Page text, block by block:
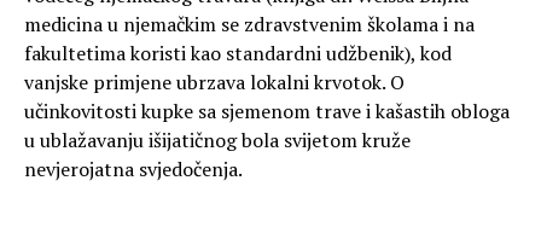
medicina u njemačkim se zdravstvenim školama i na
fakultetima koristi kao standardni udžbenik), kod
vanjske primjene ubrzava lokalni krvotok. O
učinkovitosti kupke sa sjemenom trave i kašastih obloga
u ublažavanju išijatičnog bola svijetom kruže
nevjerojatna svjedočenja.